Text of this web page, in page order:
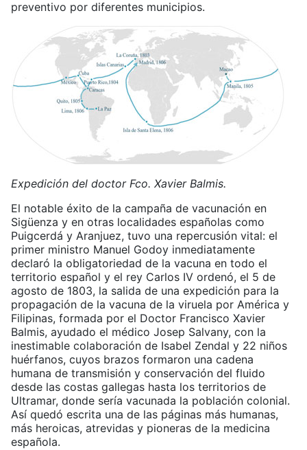
preventivo por diferentes municipios.
Expedición del doctor Fco. Xavier Balmis.
El notable éxito de la campaña de vacunación en
Sigüenza y en otras localidades españolas como
Puigcerdá y Aranjuez, tuvo una repercusión vital: el
primer ministro Manuel Godoy inmediatamente
declaró la obligatoriedad de la vacuna en todo el
territorio español y el rey Carlos IV ordenó, el 5 de
agosto de 1803, la salida de una expedición para la
propagación de la vacuna de la viruela por América y
Filipinas, formada por el Doctor Francisco Xavier
Balmis, ayudado el médico Josep Salvany, con la
inestimable colaboración de Isabel Zendal y 22 niños
huérfanos, cuyos brazos formaron una cadena
humana de transmisión y conservación del fluido
desde las costas gallegas hasta los territorios de
Ultramar, donde sería vacunada la población colonial.
Así quedó escrita una de las páginas más humanas,
más heroicas, atrevidas y pioneras de la medicina
española.